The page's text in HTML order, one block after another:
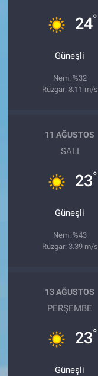
24°
Güneşli
Nem: %32
Rüzgar: 8.11 m/s
11 AĞUSTOS
SALI
23°
Güneşli
Nem: %43
Rüzgar: 3.39 m/s
13 AĞUSTOS
PERŞEMBE
23°
Güneşli